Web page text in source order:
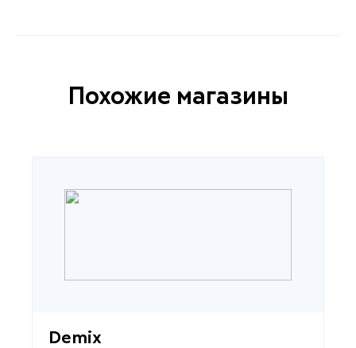
Похожие магазины
Demix